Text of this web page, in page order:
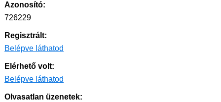
Azonosító:
726229
Regisztrált:
Belépve láthatod
Elérhető volt:
Belépve láthatod
Olvasatlan üzenetek: